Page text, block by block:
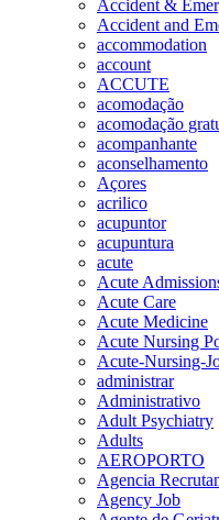
Accident &
Accident and
accommodation
account
ACCUTE
acomodação
acomodação
acompanhante
aconselhamento
Açores
acrilico
acupuntor
acupuntura
acute
Acute
Acute Care
Acute Medicine
Acute Nursing
Acute-Nursing-
administrar
Administrativo
Adult Psychiatry
Adults
AEROPORTO
Agencia
Agency Job